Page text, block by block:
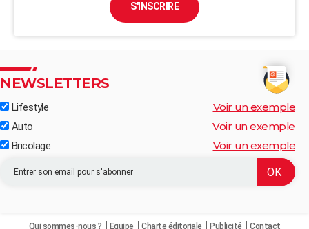
S'INSCRIRE
NEWSLETTERS
Lifestyle Voir un exemple
Auto Voir un exemple
Bricolage Voir un exemple
Qui sommes-nous ? Equipe Charte éditoriale Publicité Contact